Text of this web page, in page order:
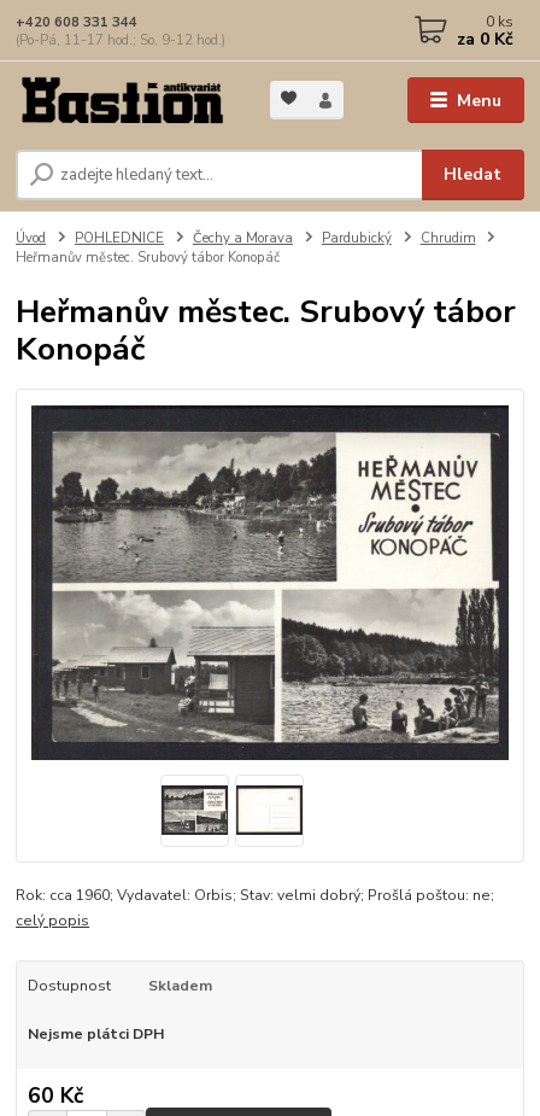
Menu
Hledat
+420 608 331 344
(Po-Pá, 11-17 hod.; So, 9-12 hod.)
0 ks
za 0 Kč
Úvod POHLEDNICE Čechy a Morava Pardubický
Chrudim
Heřmanův městec. Srubový tábor Konopáč
Heřmanův městec. Srubový tábor
Konopáč
Rok: cca 1960; Vydavatel: Orbis; Stav: velmi dobrý; Prošlá poštou: ne;
celý popis
Dostupnost Skladem
Nejsme plátci DPH
60 Kč